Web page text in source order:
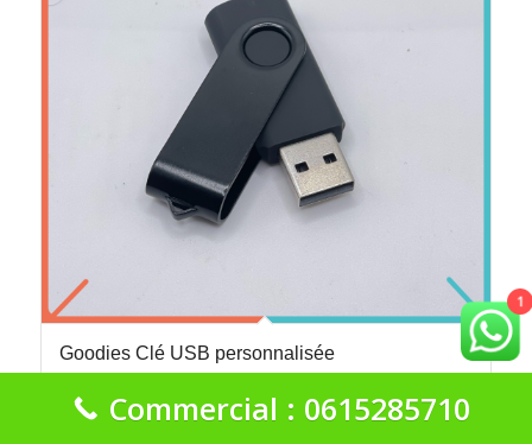
Goodies Clé USB personnalisée
د.م.50
1
Commercial : 0615285710